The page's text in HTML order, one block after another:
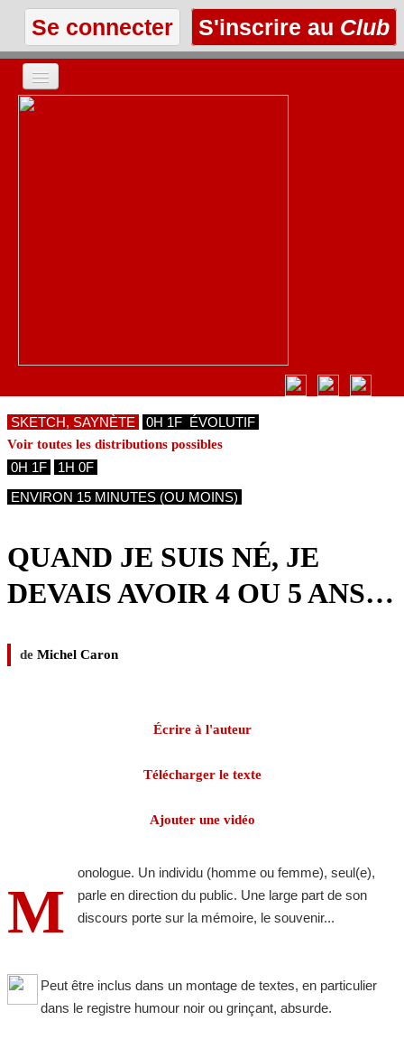
Se connecter S'inscrire au Club
SKETCH, SAYNÈTE 0H 1F ÉVOLUTIF
Voir toutes les distributions possibles
0H 1F
1H 0F
ENVIRON 15 MINUTES (OU MOINS)
QUAND JE SUIS NÉ, JE
DEVAIS AVOIR 4 OU 5 ANS…
de Michel Caron
Écrire à l'auteur
Télécharger le texte
Ajouter une vidéo
M
onologue. Un individu (homme ou femme), seul(e),
parle en direction du public. Une large part de son
discours porte sur la mémoire, le souvenir...
Peut être inclus dans un montage de textes, en particulier
dans le registre humour noir ou grinçant, absurde.